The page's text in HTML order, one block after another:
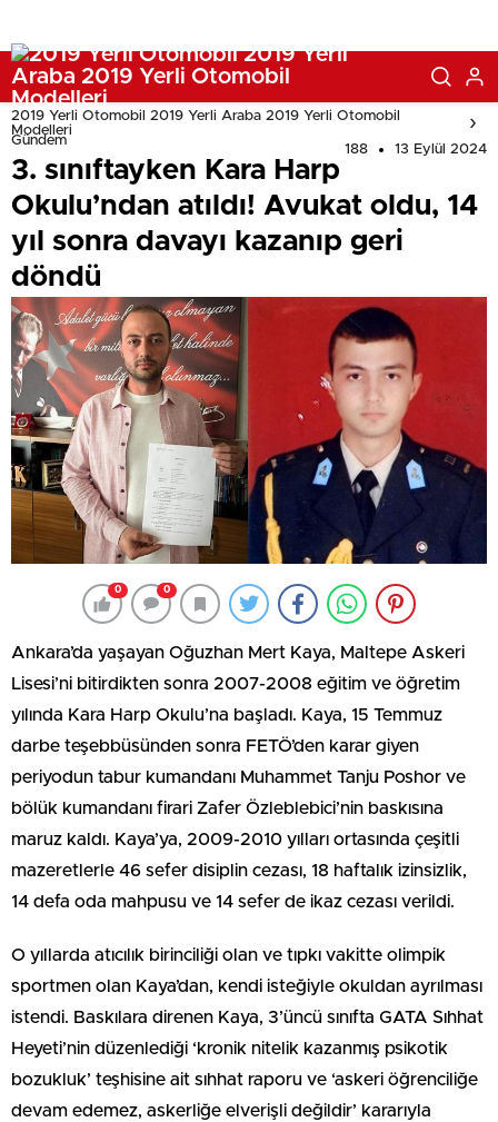
2019 Yerli Otomobil 2019 Yerli Araba 2019 Yerli Otomobil
Modelleri
Gündem
188 13 Eylül 2024
3. sınıftayken Kara Harp
Okulu’ndan atıldı! Avukat oldu, 14
yıl sonra davayı kazanıp geri
döndü
0 0
Ankara’da yaşayan Oğuzhan Mert Kaya, Maltepe Askeri
Lisesi’ni bitirdikten sonra 2007-2008 eğitim ve öğretim
yılında Kara Harp Okulu’na başladı. Kaya, 15 Temmuz
darbe teşebbüsünden sonra FETÖ’den karar giyen
periyodun tabur kumandanı Muhammet Tanju Poshor ve
bölük kumandanı firari Zafer Özleblebici’nin baskısına
maruz kaldı. Kaya’ya, 2009-2010 yılları ortasında çeşitli
mazeretlerle 46 sefer disiplin cezası, 18 haftalık izinsizlik,
14 defa oda mahpusu ve 14 sefer de ikaz cezası verildi.
O yıllarda atıcılık birinciliği olan ve tıpkı vakitte olimpik
sportmen olan Kaya’dan, kendi isteğiyle okuldan ayrılması
istendi. Baskılara direnen Kaya, 3’üncü sınıfta GATA Sıhhat
Heyeti’nin düzenlediği ‘kronik nitelik kazanmış psikotik
bozukluk’ teşhisine ait sıhhat raporu ve ‘askeri öğrenciliğe
devam edemez, askerliğe elverişli değildir’ kararıyla